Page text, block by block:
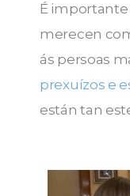
É
merecen
ás persoas
prexuízos e
están tan